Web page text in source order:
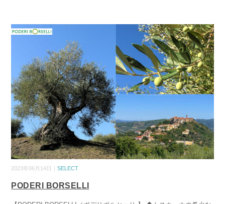
2023年06月14日｜SELECT
PODERI BORSELLI